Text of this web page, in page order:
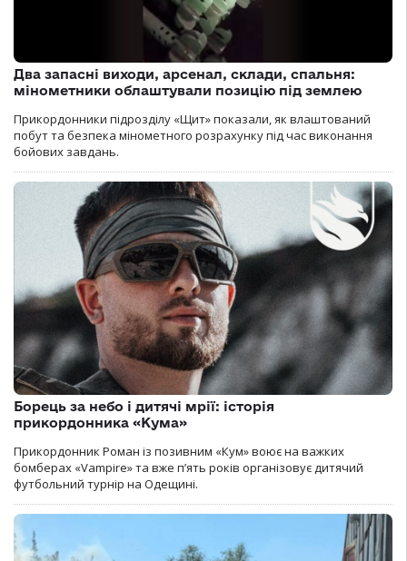
Два запасні виходи, арсенал, склади, спальня:
мінометники облаштували позицію під землею
Прикордонники підрозділу «Щит» показали, як влаштований
побут та безпека мінометного розрахунку під час виконання
бойових завдань.
Борець за небо і дитячі мрії: історія
прикордонника «Кума»
Прикордонник Роман із позивним «Кум» воює на важких
бомберах «Vampire» та вже п’ять років організовує дитячий
футбольний турнір на Одещині.